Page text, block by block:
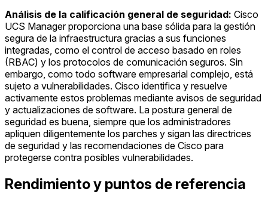
Análisis de la calificación general de seguridad: Cisco
UCS Manager proporciona una base sólida para la gestión
segura de la infraestructura gracias a sus funciones
integradas, como el control de acceso basado en roles
(RBAC) y los protocolos de comunicación seguros. Sin
embargo, como todo software empresarial complejo, está
sujeto a vulnerabilidades. Cisco identifica y resuelve
activamente estos problemas mediante avisos de seguridad
y actualizaciones de software. La postura general de
seguridad es buena, siempre que los administradores
apliquen diligentemente los parches y sigan las directrices
de seguridad y las recomendaciones de Cisco para
protegerse contra posibles vulnerabilidades.
Rendimiento y puntos de referencia